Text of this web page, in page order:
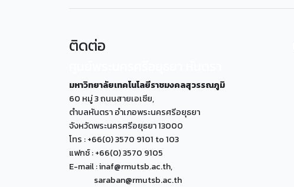
ติดต่อ
มหาวิทยาลัยเทคโนโลยีราชมงคลสุวรรณภูมิ
60 หมู่ 3 ถนนสายเอเซีย,
ตำบลหันตรา อำเภอพระนครศรีอยุธยา
จังหวัดพระนครศรีอยุธยา 13000
โทร : +66(0) 3570 9101 to 103
แฟกซ์ : +66(0) 3570 9105
E-mail : inaf@rmutsb.ac.th,
saraban@rmutsb.ac.th